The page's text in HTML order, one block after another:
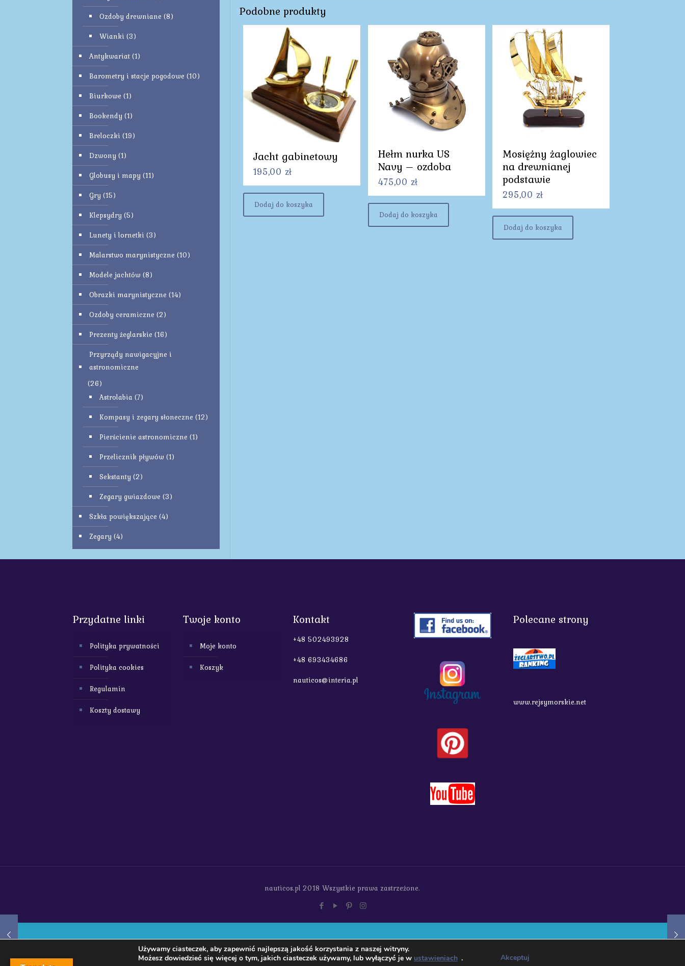
Podobne produkty
Jacht gabinetowy
195,00 zł
Dodaj do koszyka
Hełm nurka US
Navy – ozdoba
475,00 zł
Dodaj do koszyka
Mosiężny żaglowiec
na drewnianej
podstawie
295,00 zł
Dodaj do koszyka
Ozdoby drewniane (8)
Wianki (3)
Antykwariat (1)
Barometry i stacje pogodowe (10)
Biurkowe (1)
Bookendy (1)
Breloczki (19)
Dzwony (1)
Globusy i mapy (11)
Gry (15)
Klepsydry (5)
Lunety i lornetki (3)
Malarstwo marynistyczne (10)
Modele jachtów (8)
Obrazki marynistyczne (14)
Ozdoby ceramiczne (2)
Prezenty żeglarskie (16)
Przyrządy nawigacyjne i
astronomiczne
(26)
Astrolabia (7)
Kompasy i zegary słoneczne (12)
Pierścienie astronomiczne (1)
Przelicznik pływów (1)
Sekstanty (2)
Zegary gwiazdowe (3)
Szkła powiększające (4)
Zegary (4)
Przydatne linki
Polityka prywatności
Polityka cookies
Regulamin
Koszty dostawy
Twoje konto
Moje konto
Koszyk
Kontakt
+48 502493928
+48 693434686
nauticos@interia.pl
Polecane strony
www.rejsymorskie.net
nauticos.pl 2018 Wszystkie prawa zastrzeżone.
Używamy ciasteczek, aby zapewnić najlepszą jakość korzystania z naszej witryny.
Możesz dowiedzieć się więcej o tym, jakich ciasteczek używamy, lub wyłączyć je w ustawieniach . Akceptuj